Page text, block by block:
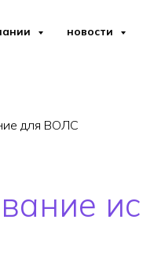
новости
для ВОЛС